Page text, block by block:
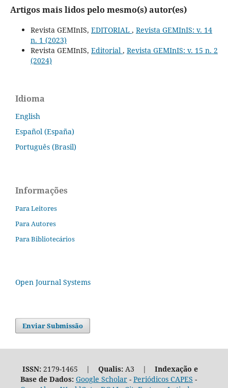
Artigos mais lidos pelo mesmo(s) autor(es)
Revista GEMInIS, EDITORIAL , Revista GEMInIS: v. 14
n. 1 (2023)
Revista GEMInIS, Editorial , Revista GEMInIS: v. 15 n. 2
(2024)
Idioma
English
Español (España)
Português (Brasil)
Informações
Para Leitores
Para Autores
Para Bibliotecários
Open Journal Systems
Enviar Submissão
ISSN:2179-1465 | Qualis:A3 | Indexação e
Base de Dados: Google Scholar- Periódicos CAPES -